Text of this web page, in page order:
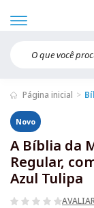
Página inicial
Novo
A Bíblia da
Regular,
Azul Tulipa